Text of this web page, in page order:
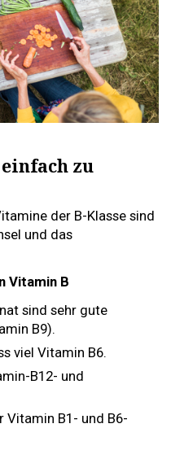
einfach zu
der B-Klasse sind
und das
Vitamin B
sind sehr gute
B9).
viel Vitamin B6.
B12- und
B1- und B6-